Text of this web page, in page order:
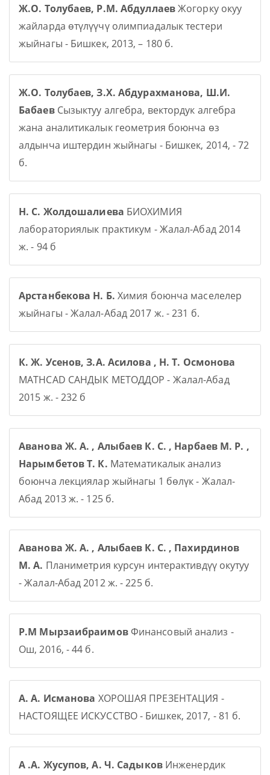
Ж.О. Толубаев, Р.М. АбдуллаевЖогорку окуу
жайларда өтүлүүчү олимпиадалык тестери
жыйнагы - Бишкек, 2013, – 180 б.
Ж.О. Толубаев, З.Х. Абдурахманова, Ш.И.
БабаевСызыктуу алгебра, вектордук алгебра
жана аналитикалык геометрия боюнча өз
алдынча иштердин жыйнагы - Бишкек, 2014, - 72
б.
Н. С. Жолдошалиева БИОХИМИЯ
лабораториялык практикум - Жалал-Абад 2014
ж. - 94 б
Арстанбекова Н. Б. Химия боюнча маселелер
жыйнагы - Жалал-Абад 2017 ж. - 231 б.
К. Ж. Усенов, З.А. Асилова , Н. Т. Осмонова
MATHCAD САНДЫК МЕТОДДОР - Жалал-Абад
2015 ж. - 232 б
Аванова Ж. А. , Алыбаев К. С. , Нарбаев М. Р. ,
Нарымбетов Т. К. Математикалык анализ
боюнча лекциялар жыйнагы 1 бөлүк - Жалал-
Абад 2013 ж. - 125 б.
Аванова Ж. А. , Алыбаев К. С. , Пахирдинов
М. А. Планиметрия курсун интерактивдүү окутуу
- Жалал-Абад 2012 ж. - 225 б.
Р.М МырзаибраимовФинансовый анализ -
Ош, 2016, - 44 б.
А. А. Исманова ХОРОШАЯ ПРЕЗЕНТАЦИЯ -
НАСТОЯЩЕЕ ИСКУССТВО - Бишкек, 2017, - 81 б.
А .А. Жусупов, А. Ч. Садыков Инженердик